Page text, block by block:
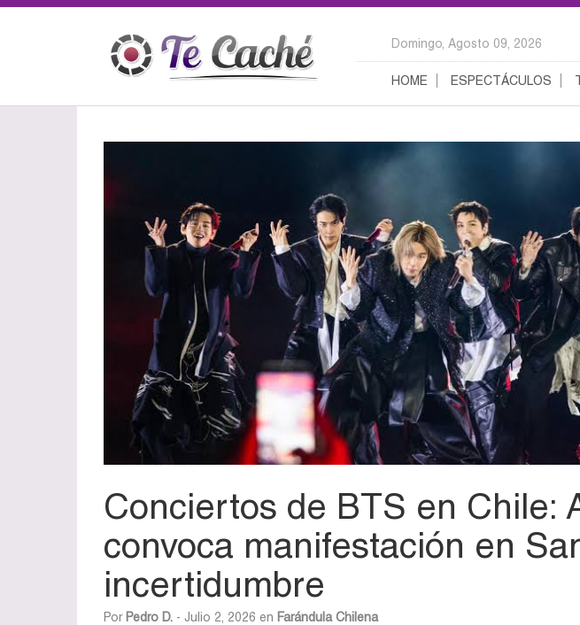
Domingo, Agosto 09, 2026
HOME ESPECTÁCULOS
Conciertos de BTS en Chile:
convoca manifestación en
incertidumbre
Por Pedro D. - Julio 2, 2026 en Farándula Chilena